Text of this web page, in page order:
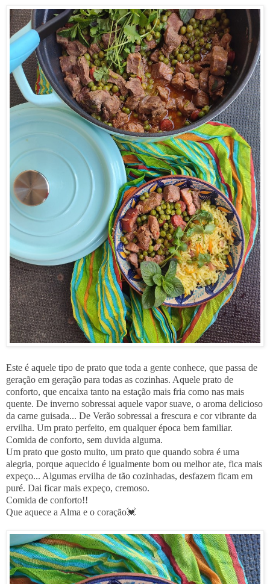
Este é aquele tipo de prato que toda a gente conhece, que passa de
geração em geração para todas as cozinhas. Aquele prato de
conforto, que encaixa tanto na estação mais fria como nas mais
quente. De inverno sobressai aquele vapor suave, o aroma delicioso
da carne guisada... De Verão sobressai a frescura e cor vibrante da
ervilha. Um prato perfeito, em qualquer época bem familiar.
Comida de conforto, sem duvida alguma.
Um prato que gosto muito, um prato que quando sobra é uma
alegria, porque aquecido é igualmente bom ou melhor ate, fica mais
expeço... Algumas ervilha de tão cozinhadas, desfazem ficam em
puré. Dai ficar mais expeço, cremoso.
Comida de conforto!!
Que aquece a Alma e o coração💓